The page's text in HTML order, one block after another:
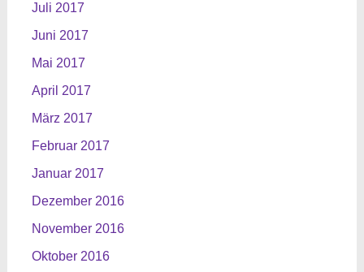
Juli 2017
Juni 2017
Mai 2017
April 2017
März 2017
Februar 2017
Januar 2017
Dezember 2016
November 2016
Oktober 2016